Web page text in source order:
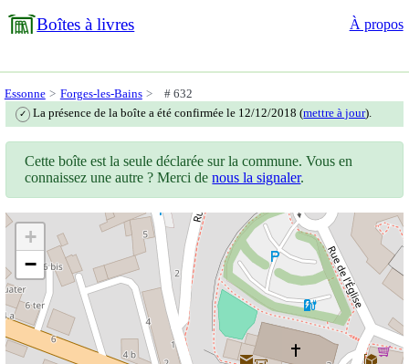
Boîtes à livres À propos
Essonne Forges-les-Bains # 632
✓ La présence de la boîte a été confirmée le 12/12/2018 (mettre à jour).
Cette boîte est la seule déclarée sur la commune. Vous en
connaissez une autre ? Merci denous la signaler.
+
−